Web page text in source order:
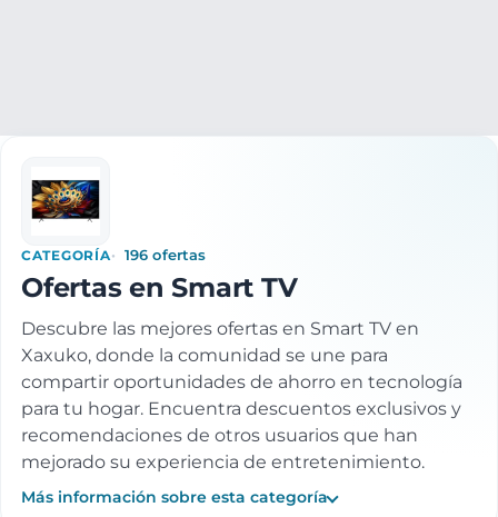
CATEGORÍA 196 ofertas
Ofertas en Smart TV
Descubre las mejores ofertas en Smart TV en
Xaxuko, donde la comunidad se une para
compartir oportunidades de ahorro en tecnología
para tu hogar. Encuentra descuentos exclusivos y
recomendaciones de otros usuarios que han
mejorado su experiencia de entretenimiento.
Más información sobre esta categoría